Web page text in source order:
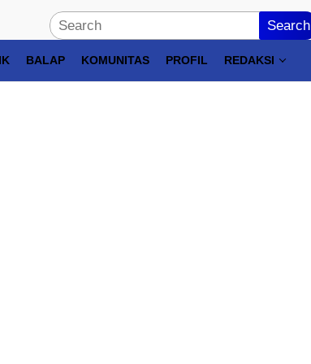
Search
BALAP KOMUNITAS PROFIL REDAKSI